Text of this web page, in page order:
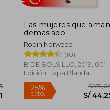
Las mujeres que aman
demasiado
Robin Norwood
(18)
B DE BOLSILLO, 2019, 001
Edición, Tapa Blanda,
Nuevo